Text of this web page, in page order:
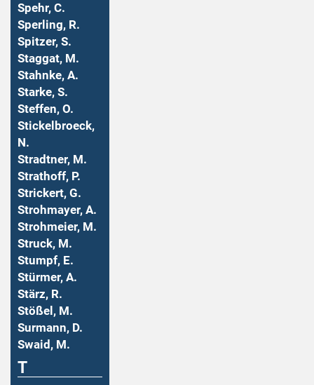
Spehr, C.
Sperling, R.
Spitzer, S.
Staggat, M.
Stahnke, A.
Starke, S.
Steffen, O.
Stickelbroeck,
N.
Stradtner, M.
Strathoff, P.
Strickert, G.
Strohmayer, A.
Strohmeier, M.
Struck, M.
Stumpf, E.
Stürmer, A.
Stärz, R.
Stößel, M.
Surmann, D.
Swaid, M.
T